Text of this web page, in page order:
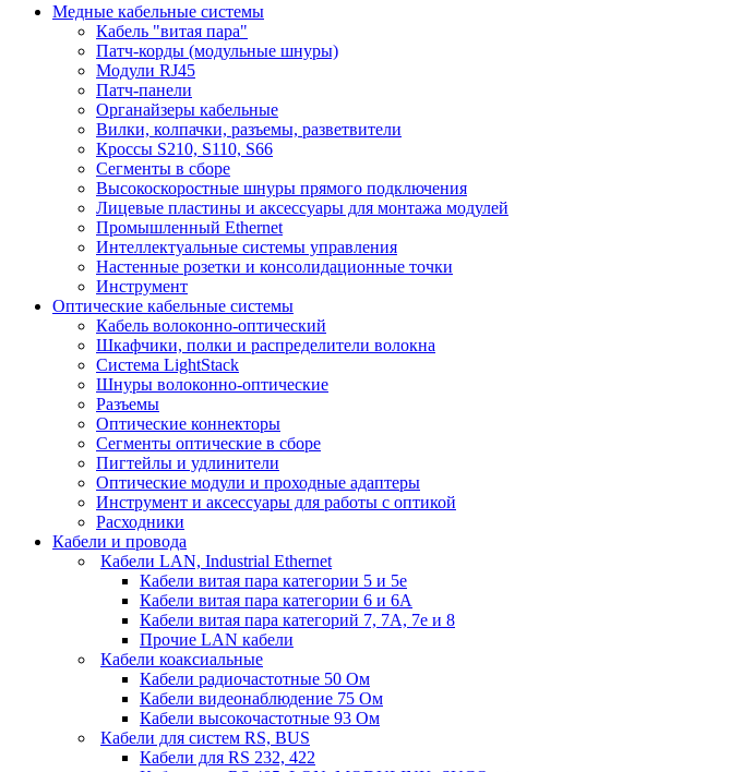
Медные кабельные системы
Кабель "витая пара"
Патч-корды (модульные шнуры)
Модули RJ45
Патч-панели
Органайзеры кабельные
Вилки, колпачки, разъемы, разветвители
Кроссы S210, S110, S66
Сегменты в сборе
Высокоскоростные шнуры прямого подключения
Лицевые пластины и аксессуары для монтажа модулей
Промышленный Ethernet
Интеллектуальные системы управления
Настенные розетки и консолидационные точки
Инструмент
Оптические кабельные системы
Кабель волоконно-оптический
Шкафчики, полки и распределители волокна
Система LightStack
Шнуры волоконно-оптические
Разъемы
Оптические коннекторы
Сегменты оптические в сборе
Пигтейлы и удлинители
Оптические модули и проходные адаптеры
Инструмент и аксессуары для работы с оптикой
Расходники
Кабели и провода
Кабели LAN, Industrial Ethernet
Кабели витая пара категории 5 и 5е
Кабели витая пара категории 6 и 6A
Кабели витая пара категорий 7, 7А, 7е и 8
Прочие LAN кабели
Кабели коаксиальные
Кабели радиочастотные 50 Ом
Кабели видеонаблюдение 75 Ом
Кабели высокочастотные 93 Ом
Кабели для систем RS, BUS
Кабели для RS 232, 422